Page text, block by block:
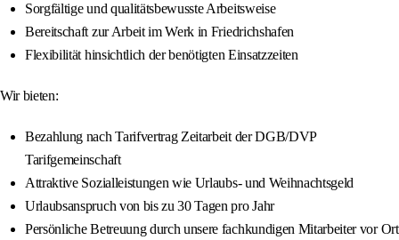
Sorgfältige und qualitätsbewusste Arbeitsweise
Bereitschaft zur Arbeit im Werk in Friedrichshafen
Flexibilität hinsichtlich der benötigten Einsatzzeiten
Wir bieten:
Bezahlung nach Tarifvertrag Zeitarbeit der DGB/DVP
Tarifgemeinschaft
Attraktive Sozialleistungen wie Urlaubs- und Weihnachtsgeld
Urlaubsanspruch von bis zu 30 Tagen pro Jahr
Persönliche Betreuung durch unsere fachkundigen Mitarbeiter vor Ort